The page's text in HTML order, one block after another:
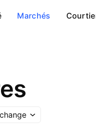
Marchés